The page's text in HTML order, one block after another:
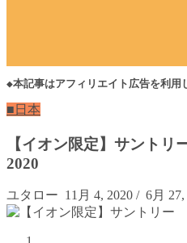
◆本記事はアフィリエイト広告を利用
■日本
【イオン限定】サント
2020
ユタロー 11月 4, 2020 / 6月 27,